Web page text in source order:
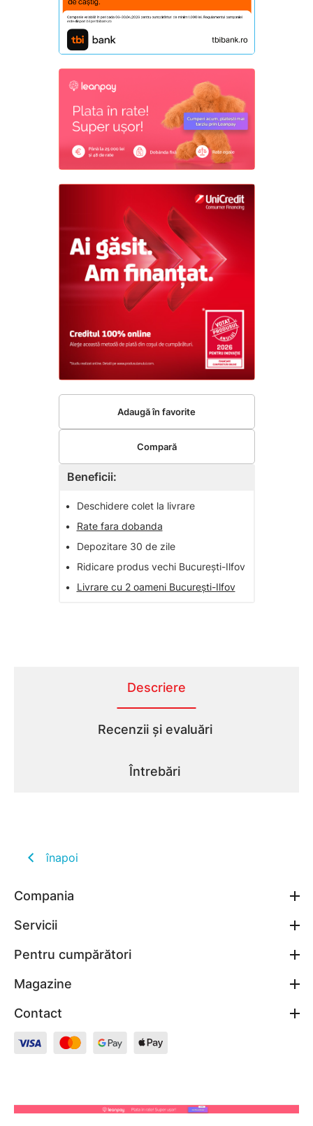
Beneficii:
•
Deschidere colet la livrare
•
Rate fara dobanda
•
Depozitare 30 de zile
•
Ridicare produs vechi București-Ilfov
•
Livrare cu 2 oameni București-Ilfov
Adaugă în favorite
Compară
Descriere
Recenzii și evaluări
Întrebări
înapoi
Compania
Servicii
Pentru cumpărători
Magazine
Contact